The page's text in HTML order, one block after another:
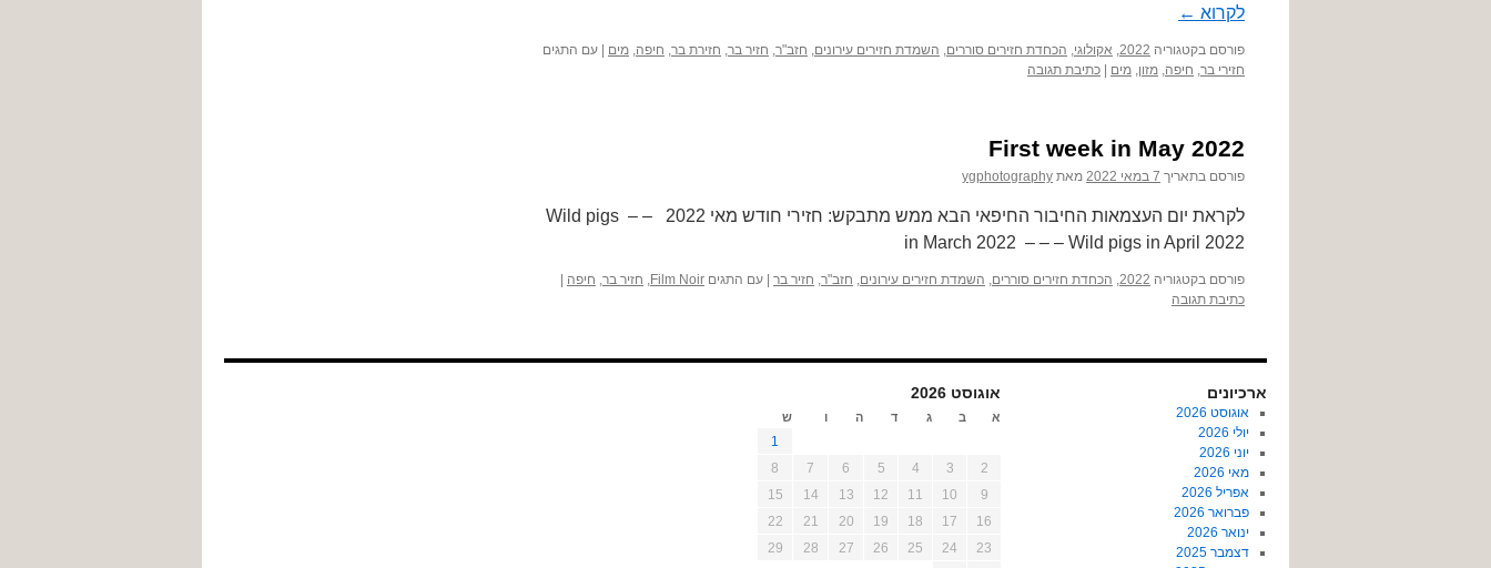
לקרוא ←
פורסם בקטגוריה 2022
, אקולוגי, הכחדת חזירים סוררים, השמדת חזירים עירונים, חזב"ר, חזיר בר, חזירת בר, חיפה, מים
עם התגים
חזירי בר, חיפה, מזון, מים כתיבת תגובה
First week in May 2022
פורסם בתאריך 7 במאי 2022 מאת ygphotography
לקראת יום העצמאות החיבור החיפאי הבא ממש מתבקש: חזירי חודש מאי 2022 – – Wild pigs
in March 2022 – – – Wild pigs in April 2022
פורסם בקטגוריה 2022
, הכחדת חזירים סוררים, השמדת חזירים עירונים, חזב"ר, חזיר בר עם התגים Film Noir
, חזיר בר, חיפה
כתיבת תגובה
ארכיונים
אוגוסט 2026
יולי 2026
יוני 2026
מאי 2026
אפריל 2026
פברואר 2026
ינואר 2026
דצמבר 2025
אוגוסט 2026
א ב ג ד ה ו ש
1
2
3
4
5
6
7
8
9
10
11
12
13
14
15
16
17
18
19
20
21
22
23
24
25
26
27
28
29